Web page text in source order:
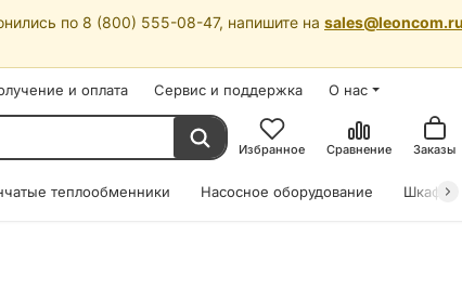
по 8 (800) 555-08-47, напишите на sales@leoncom.ru
и оплата Сервис и поддержка О нас
Избранное Сравнение Заказы
теплообменники Насосное оборудование Шкафы